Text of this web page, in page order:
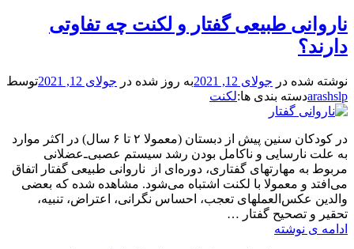
تا
۲
ناروانی طبیعی گفتار و لکنت چه تفاوتی
دارند؟
نوشته شده در جولای 12, 2021 به روز شده در جولای 12, 2021
توسط
arashslpدسته بندی ها:لکنت
در کودکان سنین پیش از دبستان (معمولا ۲ تا ۶ سال) در اکثر موارد
به علت نارسایی و ناکامل بودن رشد سیستم عصبی‌ـ‌عضلانی
مربوط به مهارتهای گفتاری، دوره‌ای از ناروانی طبیعی گفتار اتفاق
می‌افتد و معمولا با لکنت اشتباه می‌شود. مشاهده شده که بعضی
والدین عکس‌العملهای تعجب، احساس نگرانی، اعتراض، تنبیه،
تحقیر و تصحیح گفتار …
ادامه ی نوشته